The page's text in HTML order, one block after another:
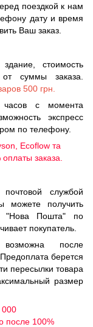
поездкой к нам
дату и время
Ваш заказ.
стоимость
суммы заказа.
500 грн.
с момента
экспресс
по телефону.
Ecoflow та
заказа.
службой
можете получить
"Нова Пошта" по
покупатель.
после
берется
пересылки товара
размер
после 100%